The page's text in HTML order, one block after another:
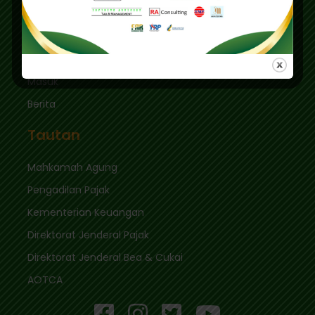
sekretariat@ikpi.or.id
Tautan Cepat
Masuk
Berita
Tautan
Mahkamah Agung
Pengadilan Pajak
Kementerian Keuangan
Direktorat Jenderal Pajak
Direktorat Jenderal Bea & Cukai
AOTCA